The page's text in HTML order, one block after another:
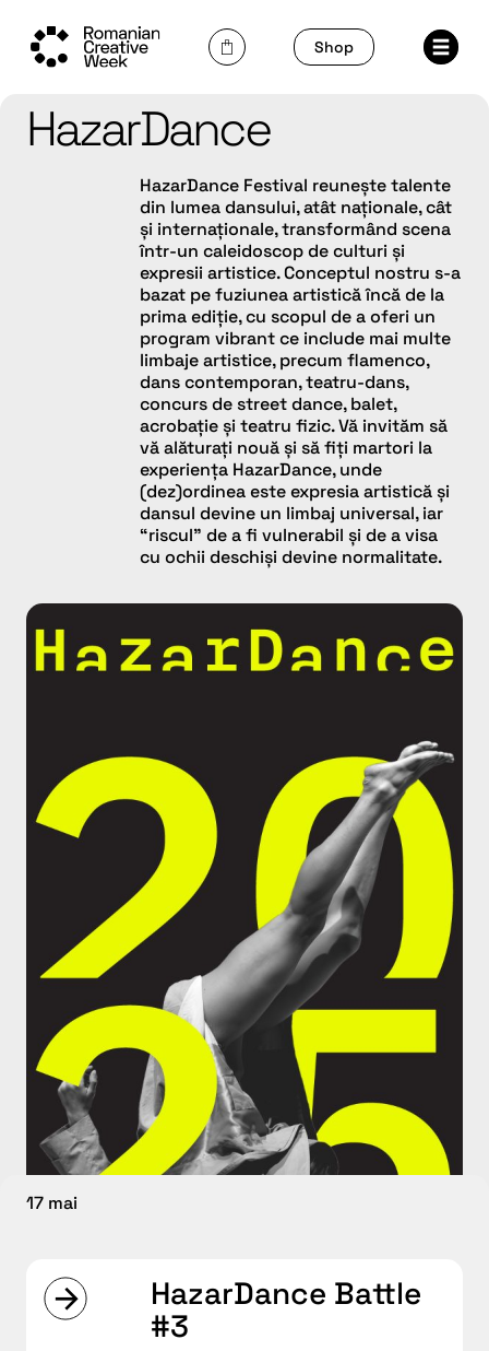
content
Shop
HazarDance
HazarDance Festival reunește talente
din lumea dansului, atât naționale, cât
și internaționale, transformând scena
într-un caleidoscop de culturi și
expresii artistice. Conceptul nostru s-a
bazat pe fuziunea artistică încă de la
prima ediție, cu scopul de a oferi un
program vibrant ce include mai multe
limbaje artistice, precum flamenco,
dans contemporan, teatru-dans,
concurs de street dance, balet,
acrobație și teatru fizic. Vă invităm să
vă alăturați nouă și să fiți martori la
experiența HazarDance, unde
(dez)ordinea este expresia artistică și
dansul devine un limbaj universal, iar
“riscul” de a fi vulnerabil și de a visa
cu ochii deschiși devine normalitate.
17 mai
HazarDance Battle
#3